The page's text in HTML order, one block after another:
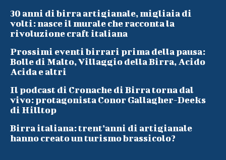
30 anni di birra artigianale, migliaia di
volti: nasce il murale che racconta la
rivoluzione craft italiana
Prossimi eventi birrari prima della pausa:
Bolle di Malto, Villaggio della Birra, Acido
Acida e altri
Il podcast di Cronache di Birra torna dal
vivo: protagonista Conor Gallagher-Deeks
di Hilltop
Birra italiana: trent’anni di artigianale
hanno creato un turismo brassicolo?